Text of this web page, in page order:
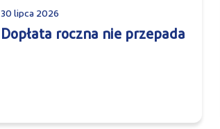
30 lipca 2026
Dopłata roczna nie przepada